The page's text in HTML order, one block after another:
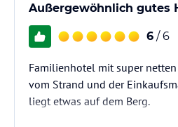
Außergewöhnlich gutes
6 / 6
Familienhotel mit super
vom Strand und der
liegt etwas auf dem Berg.